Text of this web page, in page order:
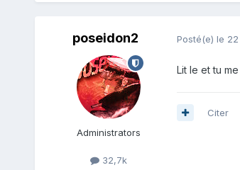
poseidon2
Administrators
32,7k
Posté(e) le 22
Lit le et tu
Citer